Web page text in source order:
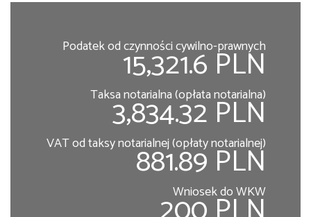
Podatek od czynności cywilno-prawnych
15,321.6 PLN
Taksa notarialna (opłata notarialna)
3,834.32 PLN
VAT od taksy notarialnej (opłaty notarialnej)
881.89 PLN
Wniosek do WKW